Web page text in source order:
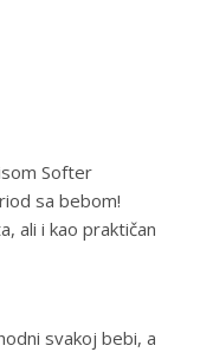
Softer
sa bebom!
ali i kao praktičan
svakoj bebi, a